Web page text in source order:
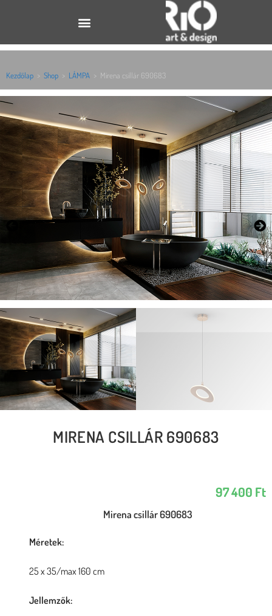
Kezdőlap > Shop > LÁMPA > Mirena csillár 690683
MIRENA CSILLÁR 690683
97 400 Ft
Mirena csillár 690683
Méretek:
25 x 35/max 160 cm
Jellemzők: